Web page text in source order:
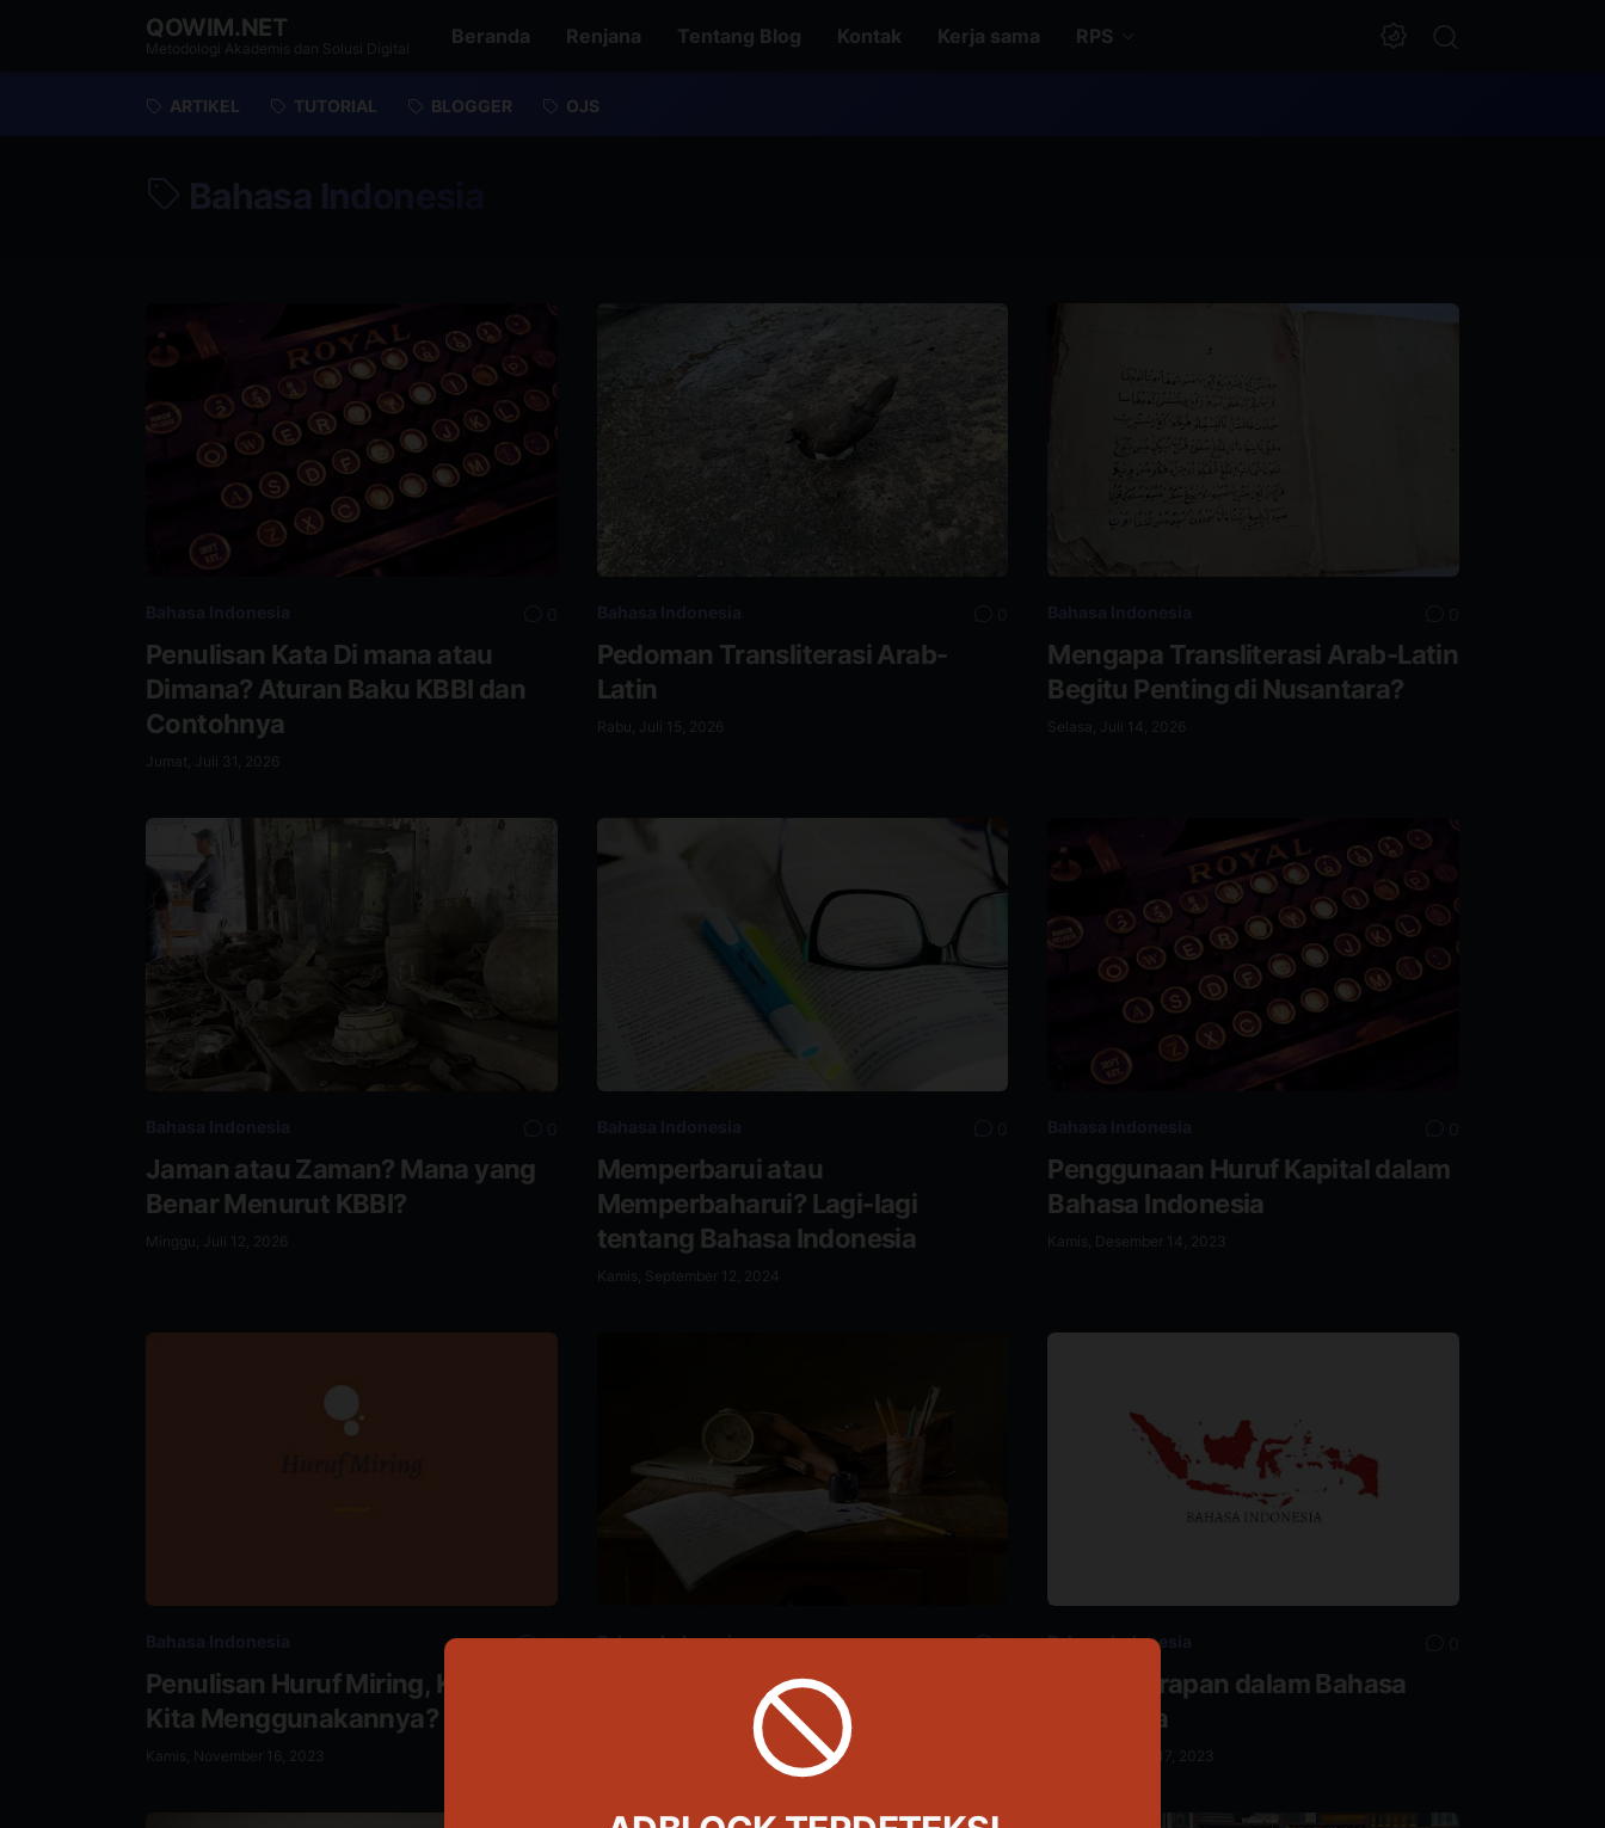
QOWIM.NET
Metodologi Akademis dan Solusi Digital
Beranda Renjana Tentang Blog Kontak Kerja sama RPS
ARTIKEL TUTORIAL BLOGGER OJS
Bahasa Indonesia
Bahasa Indonesia 0
Penulisan Kata Di mana atau
Dimana? Aturan Baku KBBI dan
Contohnya
Jumat, Juli 31, 2026
Bahasa Indonesia 0
Pedoman Transliterasi Arab-
Latin
Rabu, Juli 15, 2026
Bahasa Indonesia 0
Mengapa Transliterasi Arab-Latin
Begitu Penting di Nusantara?
Selasa, Juli 14, 2026
Bahasa Indonesia 0
Jaman atau Zaman? Mana yang
Benar Menurut KBBI?
Minggu, Juli 12, 2026
Bahasa Indonesia 0
Memperbarui atau
Memperbaharui? Lagi-lagi
tentang Bahasa Indonesia
Kamis, September 12, 2024
Bahasa Indonesia 0
Penggunaan Huruf Kapital dalam
Bahasa Indonesia
Kamis, Desember 14, 2023
Bahasa Indonesia 11
Penulisan Huruf Miring, Kapan
Kita Menggunakannya?
Kamis, November 16, 2023
Bahasa Indonesia 0
Penulisan Partikel pun, -lah, -kah,
Jumat, Oktober 20, 2023
Bahasa Indonesia 0
Unsur Serapan dalam Bahasa
Indonesia
Selasa, Oktober 17, 2023